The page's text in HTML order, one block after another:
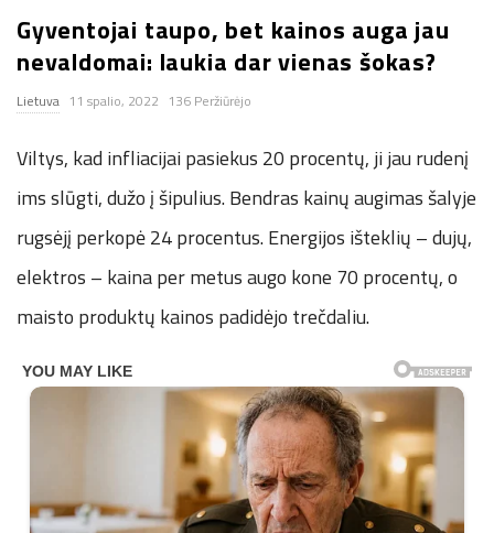
n
.
n
e
t
Gyventojai taupo, bet kainos auga jau
nevaldomai: laukia dar vienas šokas?
Lietuva 11 spalio, 2022 136 Peržiūrėjo
Viltys, kad infliacijai pasiekus 20 procentų, ji jau rudenį
ims slūgti, dužo į šipulius. Bendras kainų augimas šalyje
rugsėjį perkopė 24 procentus. Energijos išteklių – dujų,
elektros – kaina per metus augo kone 70 procentų, o
maisto produktų kainos padidėjo trečdaliu.